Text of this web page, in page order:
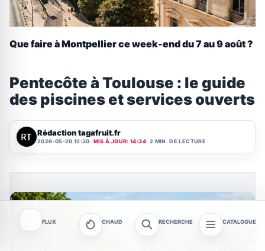
Que faire à Montpellier ce week-end du 7 au 9 août ?
Pentecôte à Toulouse : le guide
des piscines et services ouverts
Rédaction tagafruit.fr
2026-05-20 12:30 MIS À JOUR: 14:34 2 MIN. DE LECTURE
FLUX CHAUD RECHERCHE CATALOGUE